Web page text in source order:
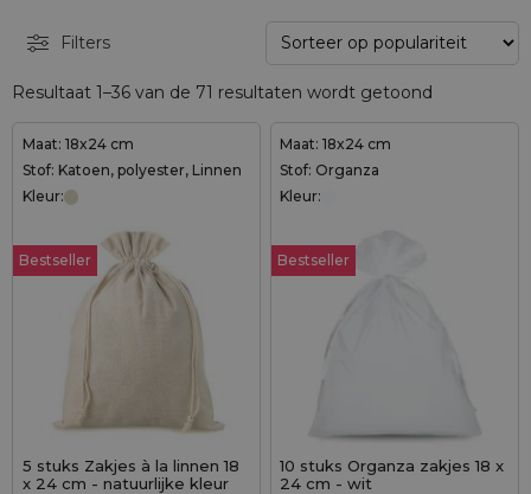
Filters
Resultaat 1–36 van de 71 resultaten wordt getoond
Maat: 18x24 cm
Stof: Katoen, polyester, Linnen
Kleur:
Bestseller
5 stuks Zakjes à la linnen 18
x 24 cm - natuurlijke kleur
Maat: 18x24 cm
Stof: Organza
Kleur:
Bestseller
10 stuks Organza zakjes 18 x
24 cm - wit